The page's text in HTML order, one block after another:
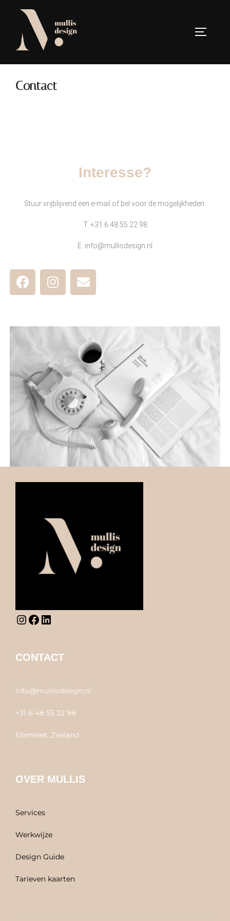
Contact
Interesse?
Stuur vrijblijvend een e-mail of bel voor de mogelijkheden.
T. +31 6 48 55 22 98
E. info@mullisdesign.nl
CONTACT
info@mullisdesign.nl
+31 6 48 55 22 98
Ellemeet, Zeeland
OVER MULLIS
Services
Werkwijze
Design Guide
Tarieven kaarten